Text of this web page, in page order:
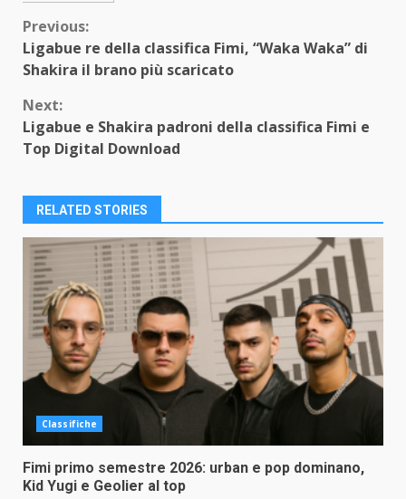
Continue
Reading
Previous:
Ligabue re della classifica Fimi, “Waka Waka” di
Shakira il brano più scaricato
Next:
Ligabue e Shakira padroni della classifica Fimi e
Top Digital Download
RELATED STORIES
Classifiche
Fimi primo semestre 2026: urban e pop dominano,
Kid Yugi e Geolier al top